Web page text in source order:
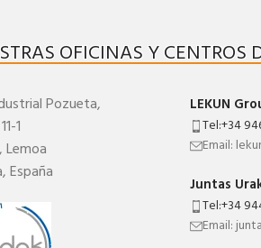
OFICINAS Y CENTROS
Pozueta,
1
Lemoa
España
LEKUN
Tel:+34
Email:
Juntas
Tel:+34
Email: